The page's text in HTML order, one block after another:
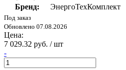
Бренд:
ЭнергоТехКомплект
Под заказ
Обновлено 07.08.2026
Цена:
7 029.32 руб. / шт
-